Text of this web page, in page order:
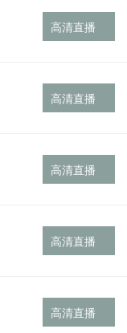
高清直播
高清直播
高清直播
高清直播
高清直播